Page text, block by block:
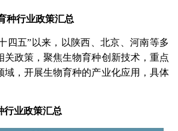
种行业政策汇总
四五”以来，以陕西、北京、河南等多
关政策，聚焦生物育种创新技术，重点
域，开展生物育种的产业化应用，具体
行业政策汇总